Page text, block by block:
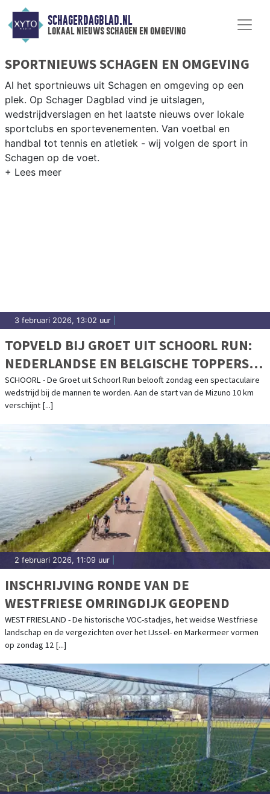
SCHAGERDAGBLAD.NL
lokaal nieuws schagen en omgeving
SPORTNIEUWS SCHAGEN EN OMGEVING
Al het sportnieuws uit Schagen en omgeving op een
plek. Op Schager Dagblad vind je uitslagen,
wedstrijdverslagen en het laatste nieuws over lokale
sportclubs en sportevenementen. Van voetbal en
handbal tot tennis en atletiek - wij volgen de sport in
Schagen op de voet.
3 februari 2026, 13:02 uur
TOPVELD BIJ GROET UIT SCHOORL RUN:
NEDERLANDSE EN BELGISCHE TOPPERS
STRIJDEN OM WINST
SCHOORL - De Groet uit Schoorl Run belooft zondag een spectaculaire
wedstrijd bij de mannen te worden. Aan de start van de Mizuno 10 km
verschijnt [...]
2 februari 2026, 11:09 uur
INSCHRIJVING RONDE VAN DE
WESTFRIESE OMRINGDIJK GEOPEND
WEST FRIESLAND - De historische VOC-stadjes, het weidse Westfriese
landschap en de vergezichten over het IJssel- en Markermeer vormen
op zondag 12 [...]